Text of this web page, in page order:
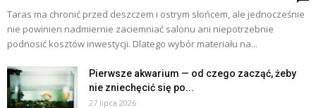
Taras ma chronić przed deszczem i ostrym słońcem, ale jednocześnie
nie powinien nadmiernie zaciemniać salonu ani niepotrzebnie
podnosić kosztów inwestycji. Dlatego wybór materiału na...
Pierwsze akwarium — od czego zacząć, żeby
nie zniechęcić się po...
27 lipca 2026